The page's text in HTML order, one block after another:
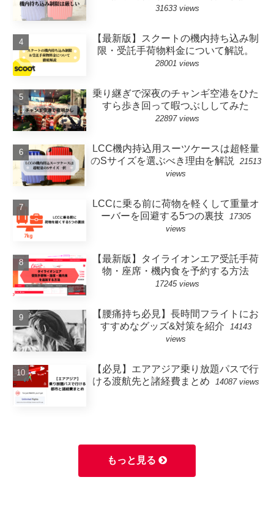
31633 views
【最新版】スクートの機内持ち込み制
限・受託手荷物料金について解説。
28001 views
乗り継ぎで深夜のチャンギ空港をひた
すら歩き回って暇つぶししてみた
22897 views
LCC機内持込用スーツケースは超軽量
のSサイズを選ぶべき理由を解説
21513
views
LCCに乗る前に荷物を軽くして重量オ
ーバーを回避する5つの裏技
17305
views
【最新版】タイライオンエア受託手荷
物・座席・機内食を予約する方法
17245 views
【腰痛持ち必見】長時間フライトにお
すすめなグッズ&対策を紹介
14143
views
【必見】エアアジア乗り放題パスで行
ける渡航先と諸経費まとめ
14087 views
もっと見る